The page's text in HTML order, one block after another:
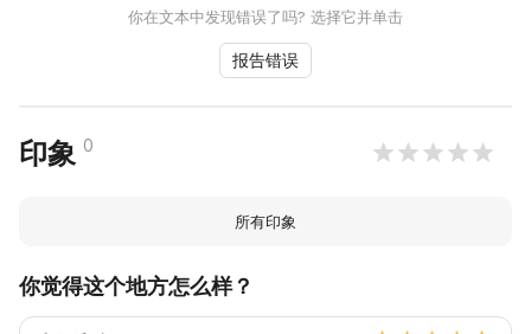
你在文本中发现错误了吗? 选择它并单击
报告错误
印象 0
所有印象
你觉得这个地方怎么样？